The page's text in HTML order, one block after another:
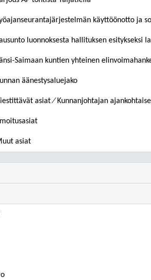
käyttöönotto ja
luonnoksesta hallituksen esitykseksi
Saimaan kuntien yhteinen
äänestysaluejako
asiat ⁄ Kunnanjohtajan
Ilmoitusasiat
asiat